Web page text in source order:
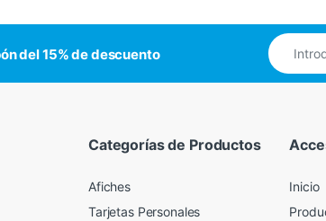
del 15% de descuento
Categorías de Productos
Afiches
Tarjetas Personales
Inicio